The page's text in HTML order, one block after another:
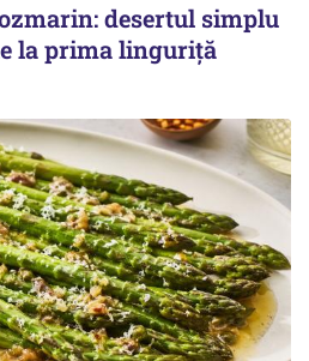
desertul simplu
la prima linguriță